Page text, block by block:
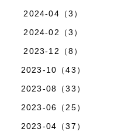
2024-04（3）
2024-02（3）
2023-12（8）
2023-10（43）
2023-08（33）
2023-06（25）
2023-04（37）